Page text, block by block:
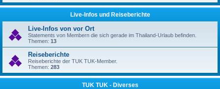
Live-Infos und Reiseberichte
Live-Infos von vor Ort
Statements von Membern die sich gerade im Thailand-Urlaub befinden.
Themen: 13
Reiseberichte
Reiseberichte der TUK TUK-Member.
Themen: 283
TUK TUK - Diverses